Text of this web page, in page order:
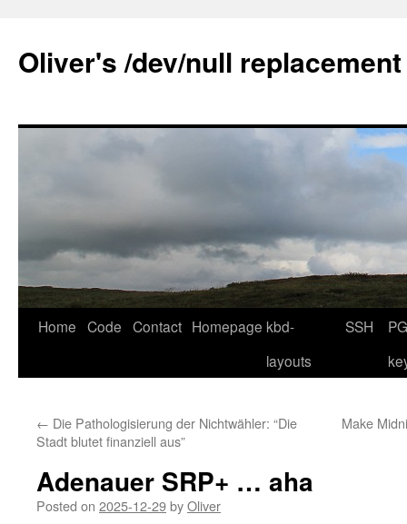
content
Oliver's /dev/null replacement
Home Code Contact Homepage kbd-
layouts
SSH
← Die Pathologisierung der Nichtwähler: “Die
Stadt blutet finanziell aus”
Make
Adenauer SRP+ … aha
Posted on 2025-12-29byOliver